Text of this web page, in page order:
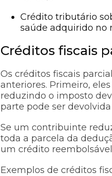
Crédito tributário
saúde adquirido no
Créditos fiscais
Os créditos fiscais
anteriores. Primeiro,
reduzindo o imposto
parte pode ser
Se um contribuinte
toda a parcela da
um crédito
Exemplos de créditos